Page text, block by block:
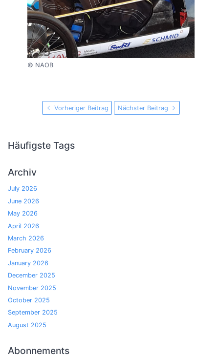
© NAOB
Vorheriger Beitrag Nächster Beitrag
Häufigste Tags
Archiv
July 2026
June 2026
May 2026
April 2026
March 2026
February 2026
January 2026
December 2025
November 2025
October 2025
September 2025
August 2025
Abonnements